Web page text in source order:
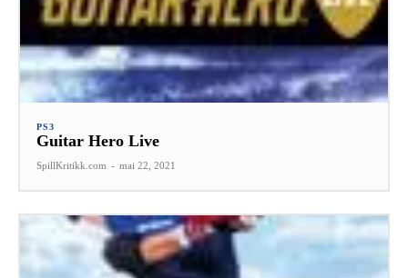
PS3
Guitar Hero Live
SpillKritikk.com - mai 22, 2021